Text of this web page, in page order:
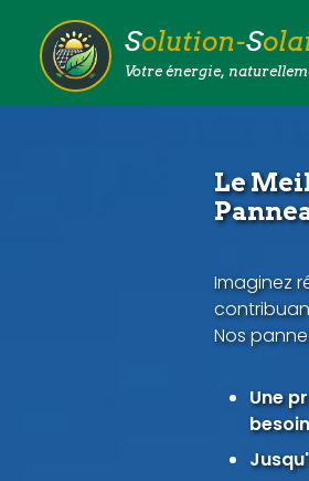
Solution-S
Votre énergie,
Le
Imaginez
Nos
Une